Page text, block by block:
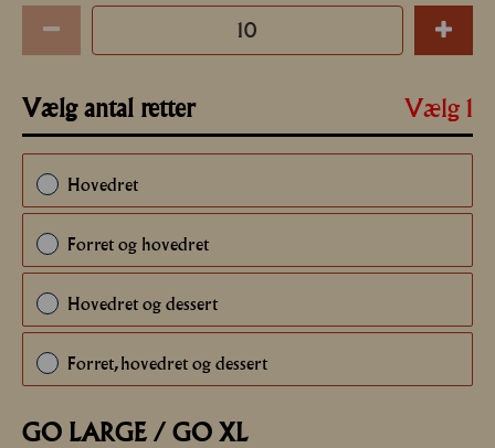
Vælg antal retter Vælg 1
Hovedret
Forret og hovedret
Hovedret og dessert
Forret, hovedret og dessert
GO LARGE / GO XL